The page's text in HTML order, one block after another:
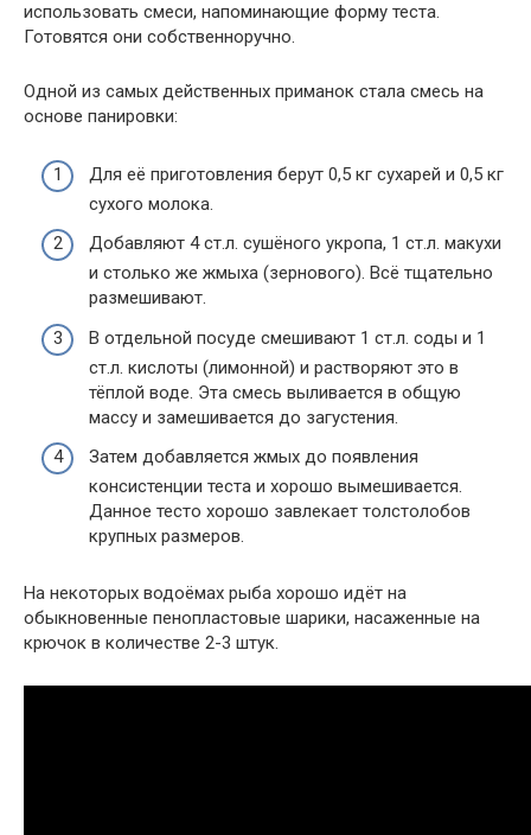
использовать смеси, напоминающие форму теста.
Готовятся они собственноручно.
Одной из самых действенных приманок стала смесь на
основе панировки:
Для её приготовления берут 0,5 кг сухарей и 0,5 кг
сухого молока.
Добавляют 4 ст.л. сушёного укропа, 1 ст.л. макухи
и столько же жмыха (зернового). Всё тщательно
размешивают.
В отдельной посуде смешивают 1 ст.л. соды и 1
ст.л. кислоты (лимонной) и растворяют это в
тёплой воде. Эта смесь выливается в общую
массу и замешивается до загустения.
Затем добавляется жмых до появления
консистенции теста и хорошо вымешивается.
Данное тесто хорошо завлекает толстолобов
крупных размеров.
На некоторых водоёмах рыба хорошо идёт на
обыкновенные пенопластовые шарики, насаженные на
крючок в количестве 2-3 штук.